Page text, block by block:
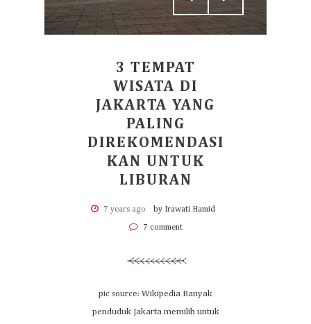
3 TEMPAT
WISATA DI
JAKARTA YANG
PALING
DIREKOMENDASI
KAN UNTUK
LIBURAN
7 years ago by Irawati Hamid
7 comment
pic source: Wikipedia Banyak
penduduk Jakarta memilih untuk